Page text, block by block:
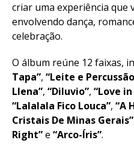
criar uma experiência que
envolvendo dança,
celebração.
O álbum reúne 12 faixas,
Tapa”, “Leite e
Llena”, “Diluvio”, “Love in
“Lalalala Fico Louca”, “A
Cristais De Minas Gerais”
Right”e “Arco-Íris”.